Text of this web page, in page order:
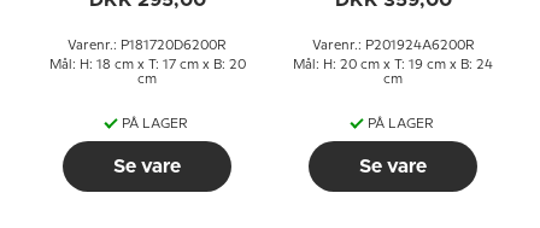
Varenr.: P181720D6200R
Mål: H: 18 cm x T: 17 cm x B: 20
cm
PÅ LAGER
Se vare
Varenr.: P201924A6200R
Mål: H: 20 cm x T: 19 cm x B: 24
cm
PÅ LAGER
Se vare